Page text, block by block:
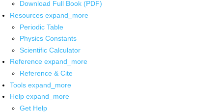
Download Full Book (PDF)
Resources expand_more
Periodic Table
Physics Constants
Scientific Calculator
Reference expand_more
Reference & Cite
Tools expand_more
Help expand_more
Get Help